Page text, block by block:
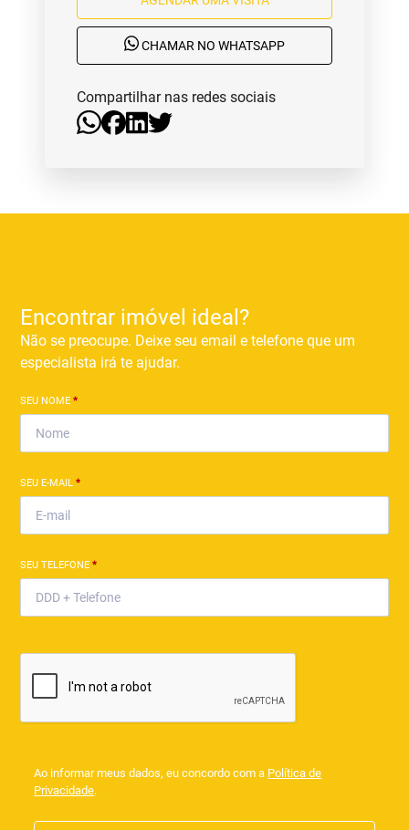
CHAMAR NO WHATSAPP
Compartilhar nas redes sociais
Encontrar imóvel ideal?
Não se preocupe. Deixe seu email e telefone que um
especialista irá te ajudar.
SEU NOME*
SEU E-MAIL*
SEU TELEFONE*
Ao informar meus dados, eu concordo com a Política de
Privacidade.